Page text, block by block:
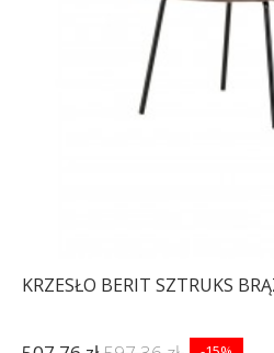
KRZESŁO BERIT SZTRUKS